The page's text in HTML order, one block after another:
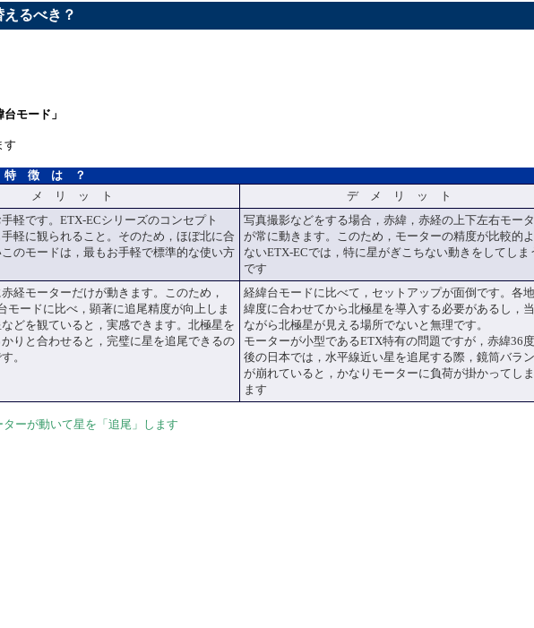
るべき？
モード」
す
徴 は ？
メ リ ッ ト
デ メ リ ッ ト
軽です。ETX-ECシリーズのコンセプト
軽に観られること。そのため，ほぼ北に合
のモードは，最もお手軽で標準的な使い方
写真撮影などをする場合，赤緯，赤経の上下左右モー
が常に動きます。このため，モーターの精度が比較的よ
ないETX-ECでは，特に星がぎこちない動きをしてしま
です
経モーターだけが動きます。このため，
モードに比べ，顕著に追尾精度が向上しま
どを観ていると，実感できます。北極星を
りと合わせると，完璧に星を追尾できるの
。
経緯台モードに比べて，セットアップが面倒です。各
緯度に合わせてから北極星を導入する必要があるし，
ながら北極星が見える場所でないと無理です。
モーターが小型であるETX特有の問題ですが，赤緯36
後の日本では，水平線近い星を追尾する際，鏡筒バラ
が崩れていると，かなりモーターに負荷が掛かってし
ます
ーが動いて星を「追尾」します